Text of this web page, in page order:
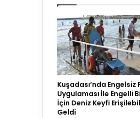
Kuşadası’nda Engelsiz
Uygulaması İle Engelli
İçin Deniz Keyfi
Geldi